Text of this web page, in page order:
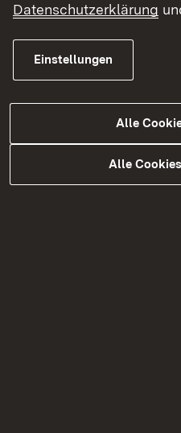
Datenschutzerklärung
Einstellungen
Alle
Alle